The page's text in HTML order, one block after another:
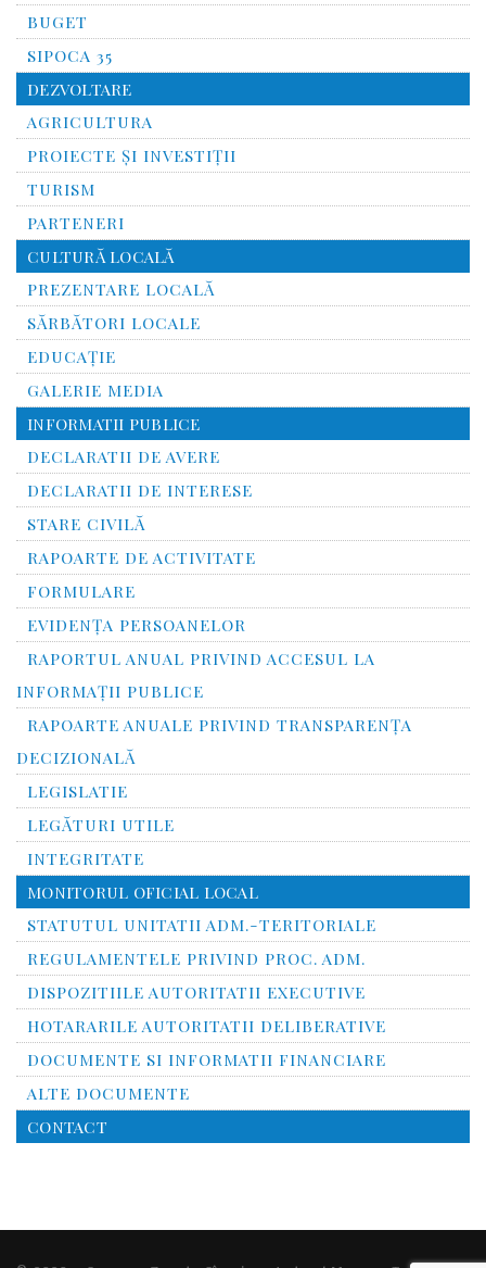
BUGET
SIPOCA 35
DEZVOLTARE
AGRICULTURA
PROIECTE ȘI INVESTIȚII
TURISM
PARTENERI
CULTURĂ LOCALĂ
PREZENTARE LOCALĂ
SĂRBĂTORI LOCALE
EDUCAȚIE
GALERIE MEDIA
INFORMATII PUBLICE
DECLARATII DE AVERE
DECLARATII DE INTERESE
STARE CIVILĂ
RAPOARTE DE ACTIVITATE
FORMULARE
EVIDENȚA PERSOANELOR
RAPORTUL ANUAL PRIVIND ACCESUL LA
INFORMAŢII PUBLICE
RAPOARTE ANUALE PRIVIND TRANSPARENŢA
DECIZIONALĂ
LEGISLATIE
LEGĂTURI UTILE
INTEGRITATE
MONITORUL OFICIAL LOCAL
STATUTUL UNITATII ADM.-TERITORIALE
REGULAMENTELE PRIVIND PROC. ADM.
DISPOZITIILE AUTORITATII EXECUTIVE
HOTARARILE AUTORITATII DELIBERATIVE
DOCUMENTE SI INFORMATII FINANCIARE
ALTE DOCUMENTE
CONTACT